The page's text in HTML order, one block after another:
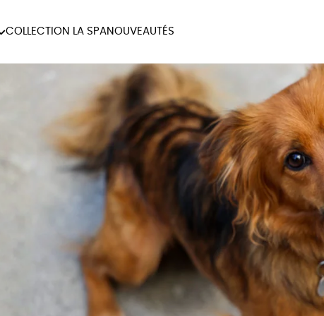
BIEN-ÊTRE
PAPETERIE JE
COLLECTION LA SPANOUVEAUTÉS